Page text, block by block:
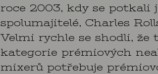
roce 2003, kdy se potkali
spolumajitelé, Charles
Velmi rychle se shodli, že
kategorie prémiových
mixerů potřebuje